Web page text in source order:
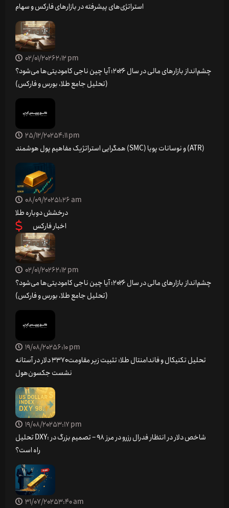
استراتژی‌های پیشرفته در بازارهای فارکس و سهام
02/01/20262:12 pm
چشم‌انداز بازارهای مالی در سال ۲۰۲۶؛ آیا چین ناجی کامودیتی‌ها می‌شود؟
(تحلیل جامع طلا، بورس و فارکس)
25/12/20254:11 pm
همگرایی استراتژیک مفاهیم پول هوشمند (SMC) و نوسانات پویا (ATR)
08/09/20251:26 am
درخشش دوباره طلا
اخبار فارکس
02/01/20262:12 pm
چشم‌انداز بازارهای مالی در سال ۲۰۲۶؛ آیا چین ناجی کامودیتی‌ها می‌شود؟
(تحلیل جامع طلا، بورس و فارکس)
19/08/20256:10 pm
تحلیل تکنیکال و فاندامنتال طلا: تثبیت زیر مقاومت ۳۳۷۰ دلار در آستانه
نشست جکسون‌هول
19/08/20253:17 pm
تحلیل DXY: شاخص دلار در انتظار فدرال رزرو در مرز 98 – تصمیم بزرگ در
راه است؟
31/07/20253:40 am